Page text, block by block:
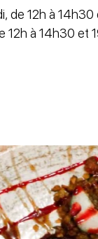
de 12h à
12h à 14h30 et